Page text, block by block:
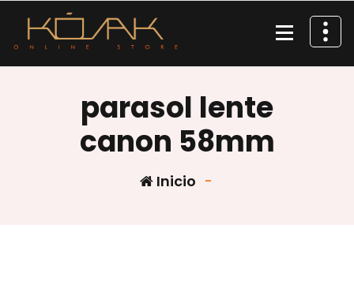
contenido
parasol lente
canon 58mm
Inicio -